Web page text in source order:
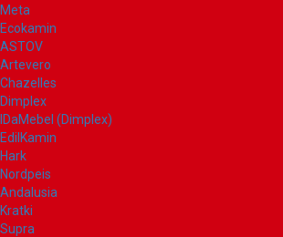
Meta
Ecokamin
ASTOV
Artevero
Chazelles
Dimplex
IDaMebel (Dimplex)
EdilKamin
Hark
Nordpeis
Andalusia
Kratki
Supra